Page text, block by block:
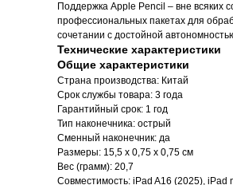
Поддержка Apple Pencil – вне всяких
профессиональных пакетах для
сочетании с достойной
Технические характеристики
Общие характеристики
Страна производства: Китай
Срок службы товара: 3 года
Гарантийный срок: 1 год
Тип наконечника: острый
Сменный наконечник: да
Размеры: 15,5 x 0,75 x 0,75 см
Вес (грамм): 20,7
Совместимость: iPad A16 (2025), iPad